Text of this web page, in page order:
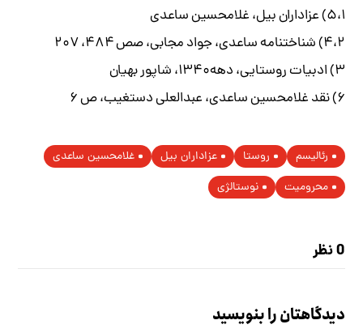
۵،۱) عزاداران بیل، غلامحسین ساعدی
۴،۲) شناختنامه ساعدی، جواد مجابی، صص ۴۸۴، ۲۰۷
۳) ادبیات روستایی، دهه۱۳۴۰، شاپور بهیان
۶) نقد غلامحسین ساعدی، عبدالعلی دستغیب، ص ۶
رئالیسم روستا عزاداران بیل
غلامحسین ساعدی
محرومیت
نوستالژی
0 نظر
دیدگاهتان را بنویسید